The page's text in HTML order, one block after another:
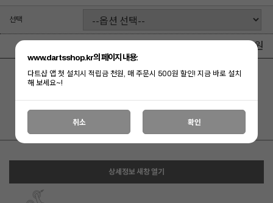
선택
원
상품이 품절되었습니다.
상세정보 새창 열기
www.dartsshop.kr의 페이지 내용:
다트샵 앱 첫 설치시 적립금 천원, 매 주문시 500원 할인! 지금 바로 설치
해 보세요~!
취소 확인